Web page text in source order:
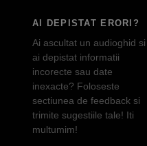
AI DEPISTAT ERORI?
Ai ascultat un audioghid si
ai depistat informatii
incorecte sau date
inexacte? Foloseste
sectiunea de feedback si
trimite sugestiile tale! Iti
multumim!